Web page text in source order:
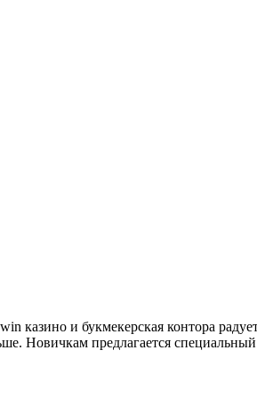
казино и букмекерская контора
Новичкам предлагается